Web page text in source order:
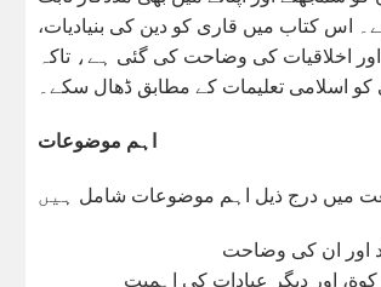
اس کتاب میں قاری کو دین کی بنیادیات،
اور اخلاقیات کی وضاحت کی گئی ہے، تاکہ
کو اسلامی تعلیمات کے مطابق ڈھال سکے۔
اہم موضوعات
اور ان کی وضاحت
اور دیگر عبادات کی اہمیت